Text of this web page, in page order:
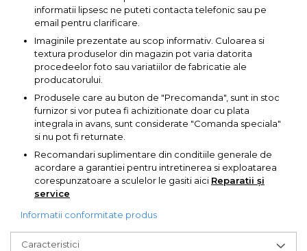
informatii lipsesc ne puteti contacta telefonic sau pe
email pentru clarificare.
Imaginile prezentate au scop informativ. Culoarea si
textura produselor din magazin pot varia datorita
procedeelor foto sau variatiilor de fabricatie ale
producatorului.
Produsele care au buton de "Precomanda", sunt in stoc
furnizor si vor putea fi achizitionate doar cu plata
integrala in avans, sunt considerate "Comanda speciala"
si nu pot fi returnate.
Recomandari suplimentare din conditiile generale de
acordare a garantiei pentru intretinerea si exploatarea
corespunzatoare a sculelor le gasiti aici Reparatii și
service
Informatii conformitate produs
Caracteristici